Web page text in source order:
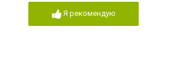
Я рекомендую